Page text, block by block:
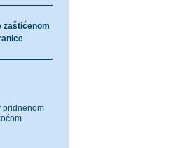
zaštićenom
pridnenom